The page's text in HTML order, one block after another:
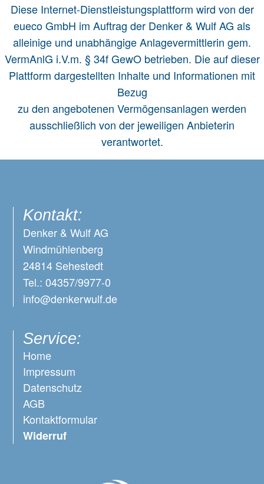
Diese Internet-Dienstleistungsplattform wird von der
eueco GmbH im Auftrag der Denker & Wulf AG als
alleinige und unabhängige Anlagevermittlerin gem.
VermAnlG i.V.m. § 34f GewO betrieben. Die auf dieser
Plattform dargestellten Inhalte und Informationen mit
Bezug
zu den angebotenen Vermögensanlagen werden
ausschließlich von der jeweiligen Anbieterin
verantwortet.
Kontakt:
Denker & Wulf AG
Windmühlenberg
24814 Sehestedt
Tel.: 04357/9977-0
info@denkerwulf.de
Service:
Home
Impressum
Datenschutz
AGB
Kontaktformular
Widerruf